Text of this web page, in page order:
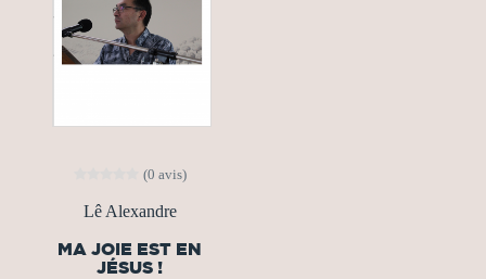
(0 avis)
Lê Alexandre
MA JOIE EST EN
JÉSUS !